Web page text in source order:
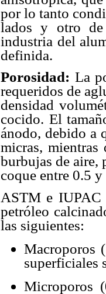
por lo tanto
lados y otro de
industria del
definida.
Porosidad: La
requeridos de
densidad
cocido. El
ánodo, debido a
micras,
burbujas de aire,
coque entre 0.5
ASTM e IUPAC
petróleo
las siguientes:
Macroporos
superficiales
Microporos